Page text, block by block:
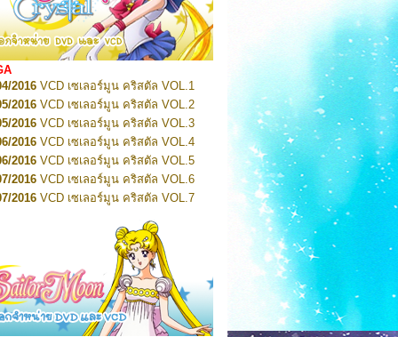
Pretty Guardian Sailor Moon Eternal
1
Pretty Guardian Sailor Moon Eternal
2
Pretty Guardian Sailor Moon Eternal
3
Pretty Guardian Sailor Moon Eternal
4
Pretty Guardian Sailor Moon Eternal
5
Pretty Guardian Sailor Moon Eternal
6
Pretty Guardian Sailor Moon Eternal
7
Pretty Guardian Sailor Moon Eternal
Pretty Guardian Sailor Moon Eternal
Pretty Guardian Sailor Moon Eternal
10
2026Code Name: Sailor V 1
2026Code Name: Sailor V 2
2016 VCD เซเลอร์มูน คริสตัล VOL.1
2016 VCD เซเลอร์มูน คริสตัล VOL.2
2016 VCD เซเลอร์มูน คริสตัล VOL.3
2016 VCD เซเลอร์มูน คริสตัล VOL.4
2016 VCD เซเลอร์มูน คริสตัล VOL.5
2016 VCD เซเลอร์มูน คริสตัล VOL.6
2016 VCD เซเลอร์มูน คริสตัล VOL.7
VCD เซเลอร์มูน คริสตัล VOL.9
VCD เซเลอร์มูน คริสตัล VOL.10
2016
VCD เซเลอร์มูน คริสตัล VOL.11
2016VCD เซเลอร์มูน คริสตัล VOL.12
2016VCD เซเลอร์มูน คริสตัล VOL.13
2016 DVD เซเลอร์มูน คริสตัล VOL.1